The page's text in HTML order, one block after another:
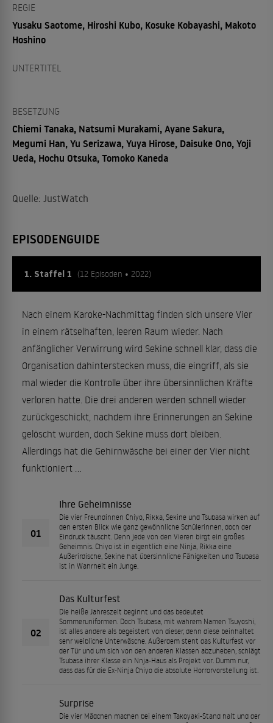
REGIE
Yusaku Saotome, Hiroshi Kubo, Kosuke Kobayashi, Makoto
Hoshino
UNTERTITEL
BESETZUNG
Chiemi Tanaka, Natsumi Murakami, Ayane Sakura,
Megumi Han, Yu Serizawa, Yuya Hirose, Daisuke Ono, Yoji
Ueda, Hochu Otsuka, Tomoko Kaneda
Quelle: JustWatch
EPISODENGUIDE
1. Staffel 1 (12 Episoden • 2022)
Nach einem Karoke-Nachmittag finden sich unsere Vier
in einem rätselhaften, leeren Raum wieder. Nach
anfänglicher Verwirrung wird Sekine schnell klar, dass die
Organisation dahinterstecken muss, die eingriff, als sie
mal wieder die Kontrolle über ihre übersinnlichen Kräfte
verloren hatte. Die drei anderen werden schnell wieder
zurückgeschickt, nachdem ihre Erinnerungen an Sekine
gelöscht wurden, doch Sekine muss dort bleiben.
Allerdings hat die Gehirnwäsche bei einer der Vier nicht
funktioniert …
01
Ihre Geheimnisse
Die vier Freundinnen Chiyo, Rikka, Sekine und Tsubasa wirken auf
den ersten Blick wie ganz gewöhnliche Schülerinnen, doch der
Eindruck täuscht. Denn jede von den Vieren birgt ein großes
Geheimnis. Chiyo ist in eigentlich eine Ninja, Rikka eine
Außerirdische, Sekine hat übersinnliche Fähigkeiten und Tsubasa
ist in Wahrheit ein Junge.
02
Das Kulturfest
Die heiße Jahreszeit beginnt und das bedeutet
Sommeruniformen. Doch Tsubasa, mit wahrem Namen Tsuyoshi,
ist alles andere als begeistert von dieser, denn diese beinhaltet
sehr weibliche Unterwäsche. Außerdem steht das Kulturfest vor
der Tür und um sich von den anderen Klassen abzuheben, schlägt
Tsubasa ihrer Klasse ein Nnja-Haus als Projekt vor. Dumm nur,
dass das für die Ex-Ninja Chiyo die absolute Horrorvorstellung ist.
Surprise
Die vier Mädchen machen bei einem Takoyaki-Stand halt und der